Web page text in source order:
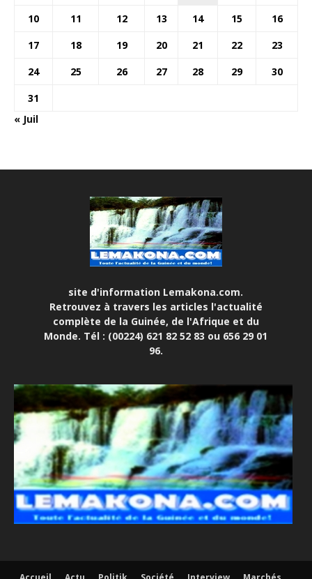
10
11 12 13 14 15
16
17
18 19 20 21 22
23
24
25 26 27 28 29
30
31
« Juil
site d'information Lemakona.com.
Retrouvez à travers les articles l'actualité
complète de la Guinée, de l'Afrique et du
Monde. Tél : (00224) 621 82 52 83 ou 656 29 01
96.